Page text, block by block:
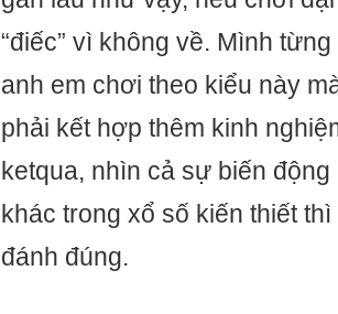
“điếc” vì không về. Mình
anh em chơi theo kiểu này
phải kết hợp thêm kinh
ketqua, nhìn cả sự biến
khác trong xổ số kiến thiết
đánh đúng.